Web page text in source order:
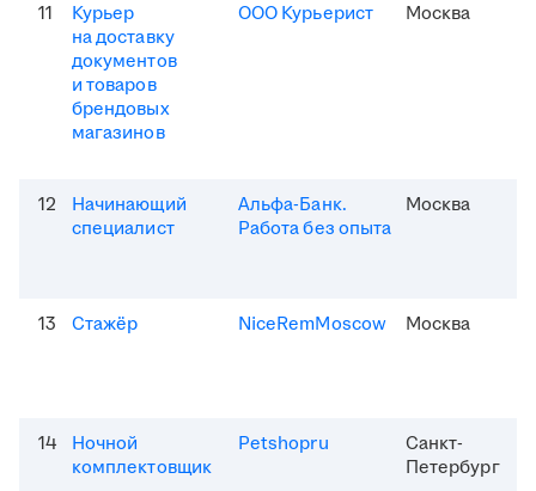
11
Курьер
на доставку
документов
и товаров
брендовых
магазинов
ООО Курьерист Москва
12
Начинающий
специалист
Альфа-Банк.
Работа без опыта
Москва
13 Стажёр NiceRemMoscow Москва
14
Ночной
комплектовщик
Petshopru
Санкт-
Петербург